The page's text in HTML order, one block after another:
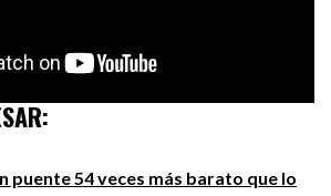
puente 54 veces más barato que lo